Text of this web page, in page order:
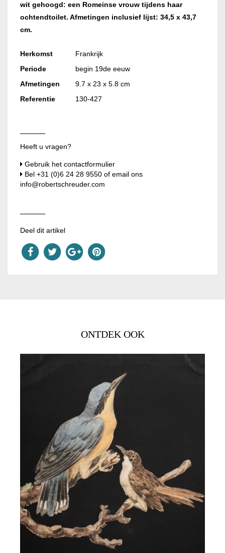
wit gehoogd: een Romeinse vrouw tijdens haar
ochtendtoilet. Afmetingen inclusief lijst: 34,5 x 43,7
cm.
Herkomst
Frankrijk
Periode
begin 19de eeuw
Afmetingen
9.7 x 23 x 5.8 cm
Referentie
130-427
Heeft u vragen?
Gebruik het contactformulier
Bel +31 (0)6 24 28 9550 of email ons
info@robertschreuder.com
Deel dit artikel
ONTDEK OOK